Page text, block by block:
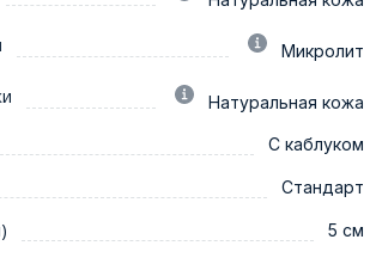
Микролит
Натуральная кожа
С каблуком
Стандарт
5 см